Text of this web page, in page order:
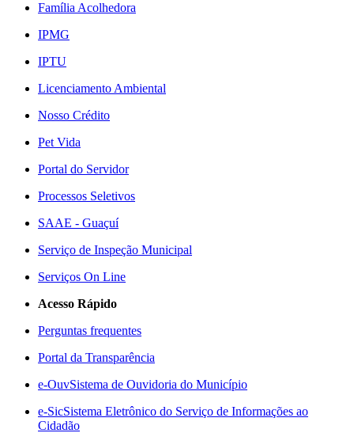
Família Acolhedora
IPMG
IPTU
Licenciamento Ambiental
Nosso Crédito
Pet Vida
Portal do Servidor
Processos Seletivos
SAAE - Guaçuí
Serviço de Inspeção Municipal
Serviços On Line
Acesso Rápido
Perguntas frequentes
Portal da Transparência
e-OuvSistema de Ouvidoria do Município
e-SicSistema Eletrônico do Serviço de Informações ao
Cidadão